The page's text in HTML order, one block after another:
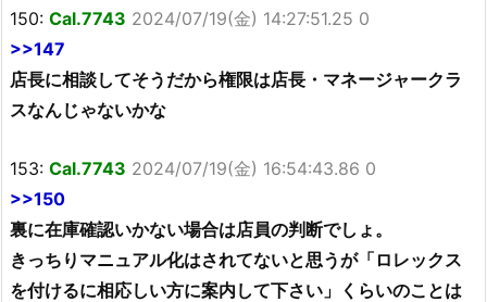
150: Cal.7743 2024/07/19(金) 14:27:51.25 0
>>147
店長に相談してそうだから権限は店長・マネージャークラ
スなんじゃないかな
153: Cal.7743 2024/07/19(金) 16:54:43.86 0
>>150
裏に在庫確認いかない場合は店員の判断でしょ。
きっちりマニュアル化はされてないと思うが「ロレックス
を付けるに相応しい方に案内して下さい」くらいのことは